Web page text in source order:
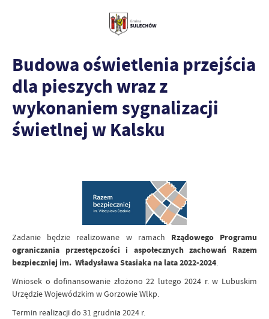
Budowa oświetlenia przejścia
dla pieszych wraz z
wykonaniem sygnalizacji
świetlnej w Kalsku
Zadanie będzie realizowane w ramach Rządowego Programu
ograniczania przestępczości i aspołecznych zachowań Razem
bezpieczniej im. Władysława Stasiaka na lata 2022-2024.
Wniosek o dofinansowanie złożono 22 lutego 2024 r. w Lubuskim
Urzędzie Wojewódzkim w Gorzowie Wlkp.
Termin realizacji do 31 grudnia 2024 r.